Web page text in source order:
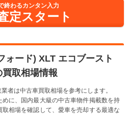
終わるカンタン入力
定スタート
ォード) XLT エコブースト
取相場情報
者は中古車買取相場を参考にします。
に、国内最大級の中古車物件掲載数を持
相場を確認して、愛車を売却する最適な